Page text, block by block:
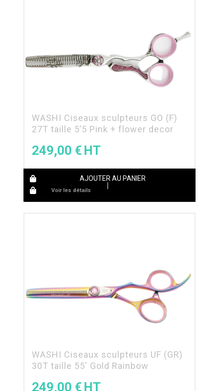
WASHI Ciseaux sculpteurs GO (F)
27T taille 5’5 Pink + flower decor
249,00 €
AJOUTER AU PANIER
Voir les détails
WASHI Ciseaux sculpteurs UF (GR)
30T taille 55′ Gold Rainbow
249,00 €